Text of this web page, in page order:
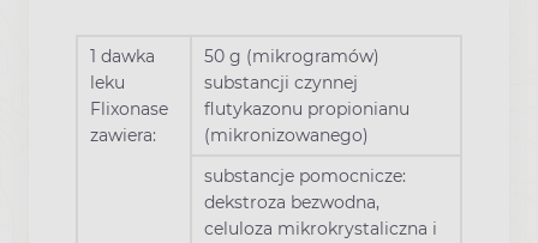
1 dawka
leku
Flixonase
zawiera:
50 g (mikrogramów)
substancji czynnej
flutykazonu propionianu
(mikronizowanego)
substancje pomocnicze:
dekstroza bezwodna,
celuloza mikrokrystaliczna i